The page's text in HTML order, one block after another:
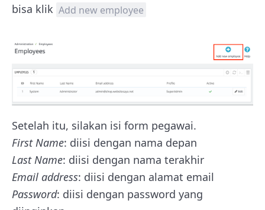
bisa klik Add new employee
Setelah itu, silakan isi form pegawai.
First Name: diisi dengan nama depan
Last Name: diisi dengan nama terakhir
Email address: diisi dengan alamat email
Password: diisi dengan password yang